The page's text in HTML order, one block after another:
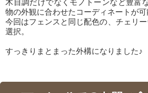
木目調だけでなくモノトーンなど豊富
物の外観に合わせたコーディネートが可
今回はフェンスと同じ配色の、チェリ
選択。
すっきりまとまった外構になりました♪